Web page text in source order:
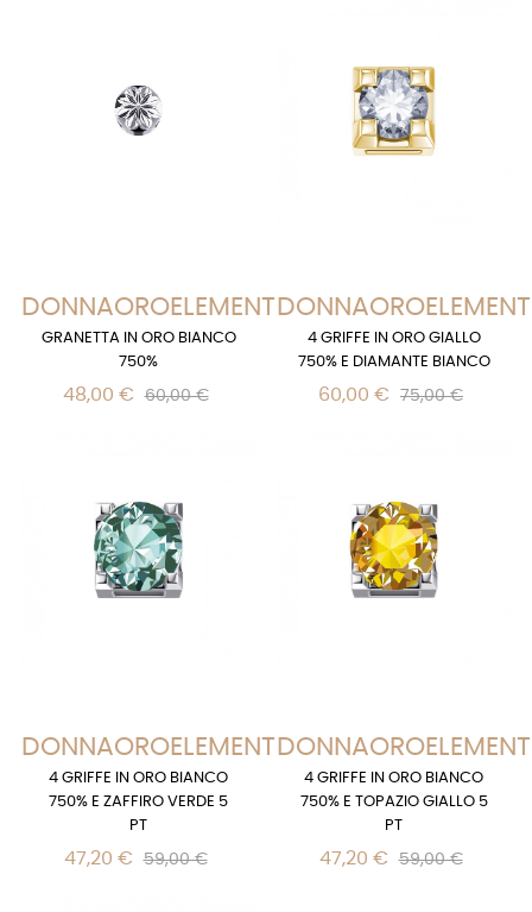
DONNAOROELEMENTS
GRANETTA IN ORO BIANCO
750%
48,00 € 60,00 €
4 GRIFFE IN ORO GIALLO
750% E DIAMANTE BIANCO
60,00 € 75,00 €
DONNAOROELEMENTS
4 GRIFFE IN ORO BIANCO
750% E ZAFFIRO VERDE 5
PT
47,20 € 59,00 €
4 GRIFFE IN ORO BIANCO
750% E TOPAZIO GIALLO 5
PT
47,20 € 59,00 €